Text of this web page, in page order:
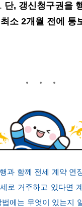
단, 갱신청구권을
소 2개월 전에 통
과 함께 전세 계약 연
로 거주하고 있다면
에는 무엇이 있는지